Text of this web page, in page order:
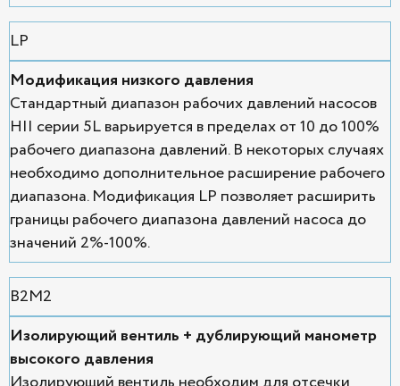
LP
Модификация низкого давления
Стандартный диапазон рабочих давлений насосов
HII серии 5L варьируется в пределах от 10 до 100%
рабочего диапазона давлений. В некоторых случаях
необходимо дополнительное расширение рабочего
диапазона. Модификация LP позволяет расширить
границы рабочего диапазона давлений насоса до
значений 2%-100%.
В2М2
Изолирующий вентиль + дублирующий манометр
высокого давления